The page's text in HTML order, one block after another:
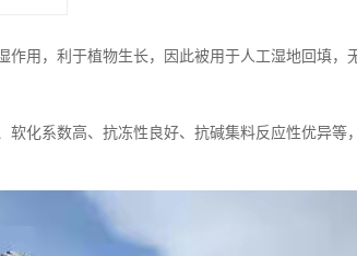
作用，利于植物生长，因此被用于人工湿地回填，
化系数高、抗冻性良好、抗碱集料反应性优异等